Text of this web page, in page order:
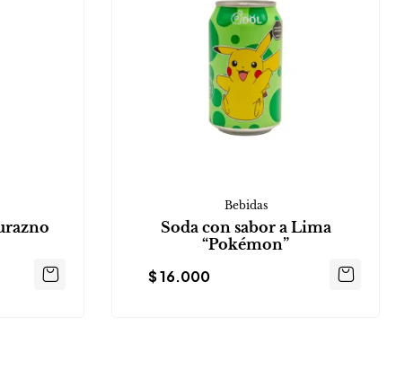
Bebidas
Soda con sabor a Lima
“Pokémon”
$16.000